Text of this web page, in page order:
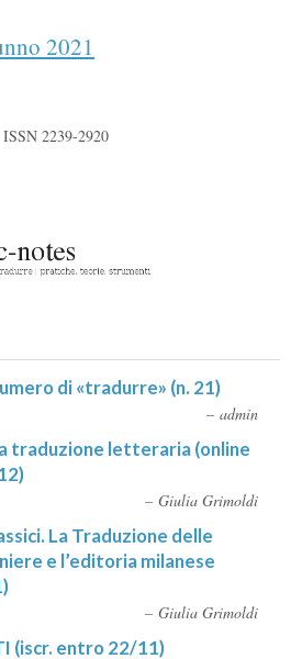
2021
ISSN 2239-2920
di «tradurre» (n. 21)
admin
traduzione letteraria (online
Giulia Grimoldi
La Traduzione delle
e l’editoria milanese
Giulia Grimoldi
(iscr. entro 22/11)